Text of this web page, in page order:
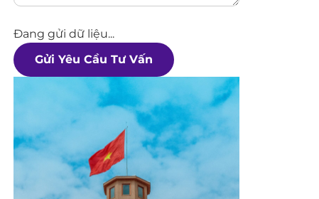
Đang gửi dữ liệu...
Gửi Yêu Cầu Tư Vấn